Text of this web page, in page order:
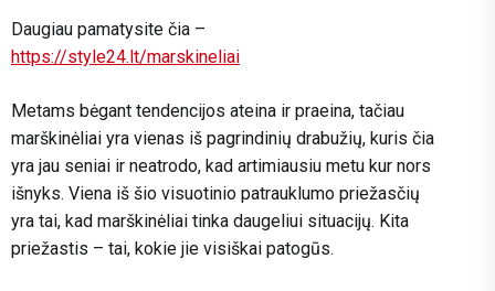
Daugiau pamatysite čia –
https://style24.lt/marskineliai
Metams bėgant tendencijos ateina ir praeina, tačiau
marškinėliai yra vienas iš pagrindinių drabužių, kuris čia
yra jau seniai ir neatrodo, kad artimiausiu metu kur nors
išnyks. Viena iš šio visuotinio patrauklumo priežasčių
yra tai, kad marškinėliai tinka daugeliui situacijų. Kita
priežastis – tai, kokie jie visiškai patogūs.